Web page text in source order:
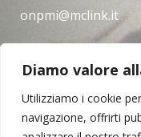
Diamo valore
Utilizziamo i cookie
navigazione, offrirti
onpmi@mclink.it